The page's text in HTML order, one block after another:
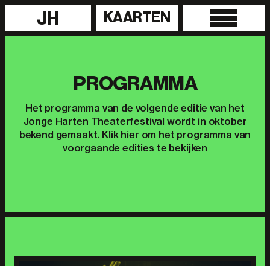
JH KAARTEN
PROGRAMMA
Het programma van de volgende editie van het
Jonge Harten Theaterfestival wordt in oktober
bekend gemaakt. Klik hier om het programma van
voorgaande edities te bekijken